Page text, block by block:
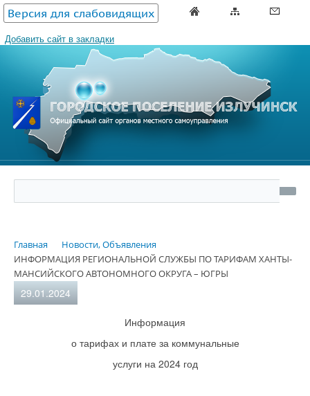
Версия для слабовидящих
Добавить сайт в закладки
Главная
Новости, Объявления
ИНФОРМАЦИЯ РЕГИОНАЛЬНОЙ СЛУЖБЫ ПО ТАРИФАМ ХАНТЫ-
МАНСИЙСКОГО АВТОНОМНОГО ОКРУГА – ЮГРЫ
29.01.2024
Информация
о тарифах и плате за коммунальные
услуги на 2024 год